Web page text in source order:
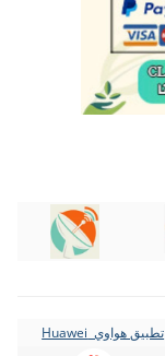
تطبيق هواوي Huawei